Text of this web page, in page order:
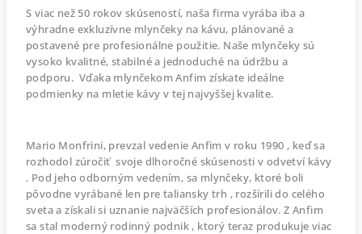
S viac než 50 rokov skúseností, naša firma vyrába iba a
výhradne exkluzívne mlynčeky na kávu, plánované a
postavené pre profesionálne použitie. Naše mlynčeky sú
vysoko kvalitné, stabilné a jednoduché na údržbu a
podporu. Vďaka mlynčekom Anfim získate ideálne
podmienky na mletie kávy v tej najvyššej kvalite.
Mario Monfrini, prevzal vedenie Anfim v roku 1990 , keď sa
rozhodol zúročiť svoje dlhoročné skúsenosti v odvetví kávy
. Pod jeho odborným vedením, sa mlynčeky, ktoré boli
pôvodne vyrábané len pre taliansky trh , rozšírili do celého
sveta a získali si uznanie najväčších profesionálov. Z Anfim
sa stal moderný rodinný podnik , ktorý teraz produkuje viac